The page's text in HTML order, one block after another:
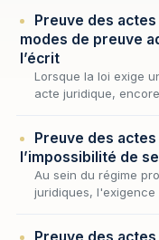
pour les acte…
Preuve des
modes de preuve
l’écrit
Lorsque la loi exige
acte juridique,
Preuve des
l’impossibilité de
Au sein du régime
juridiques,
Preuve des